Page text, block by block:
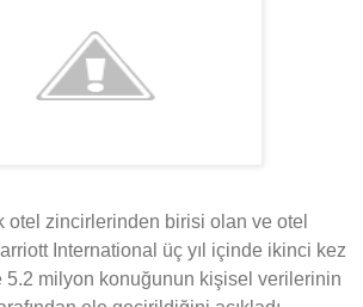
otel zincirlerinden birisi olan ve otel
International üç yıl içinde ikinci kez
5.2 milyon konuğunun kişisel verilerinin